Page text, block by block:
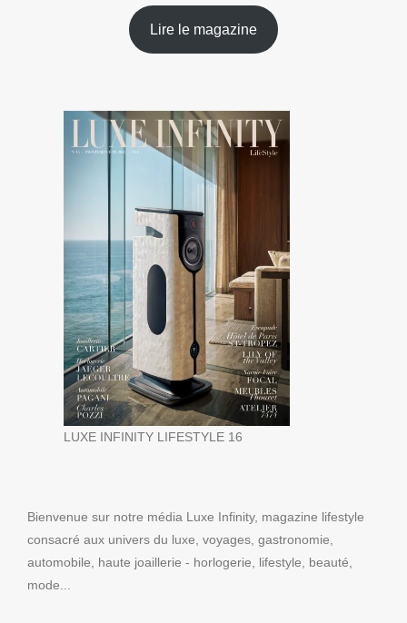
Lire le magazine
LUXE INFINITY LIFESTYLE 16
Bienvenue sur notre média Luxe Infinity, magazine lifestyle
consacré aux univers du luxe, voyages, gastronomie,
automobile, haute joaillerie - horlogerie, lifestyle, beauté,
mode...